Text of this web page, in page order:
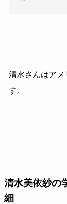
清水さんはア
す。
清水美依紗の
細